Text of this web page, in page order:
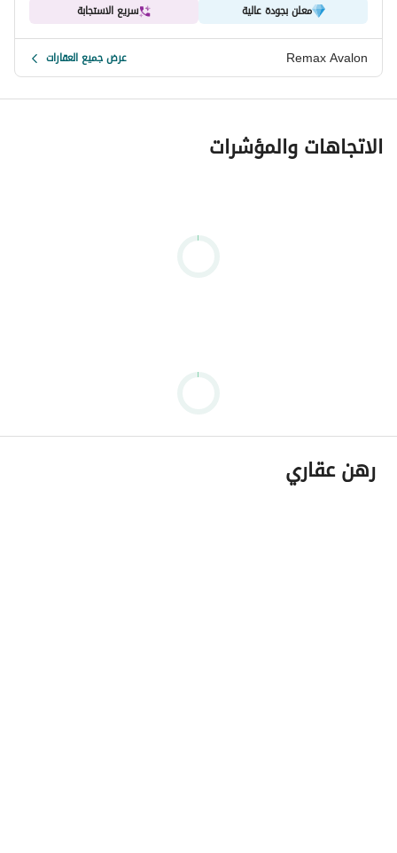
معلن بجودة عالية سريع الاستجابة
Remax Avalon عرض جميع العقارات
الاتجاهات والمؤشرات
رهن عقاري